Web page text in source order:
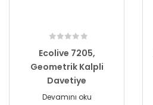
Ecolive 7205,
Geometrik Kalpli
Davetiye
Devamını oku